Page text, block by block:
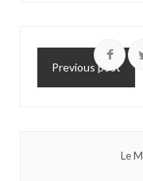
Previous post
Le